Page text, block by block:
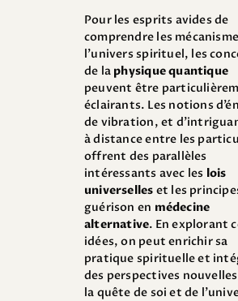
Pour les esprits avides de
comprendre les
l’univers spirituel, les
de la physique quantique
peuvent être
éclairants. Les notions
de vibration, et
à distance entre les
offrent des parallèles
intéressants avec les lois
universelles et les
guérison en médecine
alternative. En explorant
idées, on peut enrichir sa
pratique spirituelle et
des perspectives
la quête de soi et de